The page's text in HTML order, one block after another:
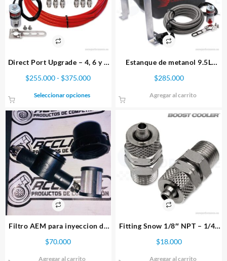
se
pueden
elegir
Direct Port Upgrade – 4, 6 y 8
$255.000- $375.000Rango
desde
$255.000
hasta
$375.000
Seleccionar opciones
tiene
múltiples
variantes.
Las
opciones
se
pueden
elegir
en
Estanque de metanol 9.5L
$285.000
Agregar al carrito
Filtro AEM para inyeccion de
$70.000
Agregar al carrito
Fitting Snow 1/8″ NPT – 1/4″
$18.000
Agregar al carrito